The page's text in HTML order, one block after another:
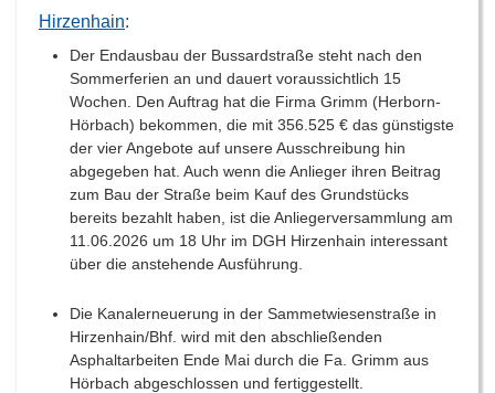
Hirzenhain:
Der Endausbau der Bussardstraße steht nach den
Sommerferien an und dauert voraussichtlich 15
Wochen. Den Auftrag hat die Firma Grimm (Herborn-
Hörbach) bekommen, die mit 356.525 € das günstigste
der vier Angebote auf unsere Ausschreibung hin
abgegeben hat. Auch wenn die Anlieger ihren Beitrag
zum Bau der Straße beim Kauf des Grundstücks
bereits bezahlt haben, ist die Anliegerversammlung am
11.06.2026 um 18 Uhr im DGH Hirzenhain interessant
über die anstehende Ausführung.
Die Kanalerneuerung in der Sammetwiesenstraße in
Hirzenhain/Bhf. wird mit den abschließenden
Asphaltarbeiten Ende Mai durch die Fa. Grimm aus
Hörbach abgeschlossen und fertiggestellt.